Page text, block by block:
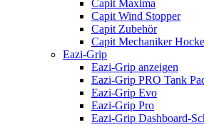
Capit Maxima
Capit Wind Stopper
Capit Zubehör
Capit Mechaniker
Eazi-Grip
Eazi-Grip anzeigen
Eazi-Grip PRO Tank
Eazi-Grip Evo
Eazi-Grip Pro
Eazi-Grip Dashboard-